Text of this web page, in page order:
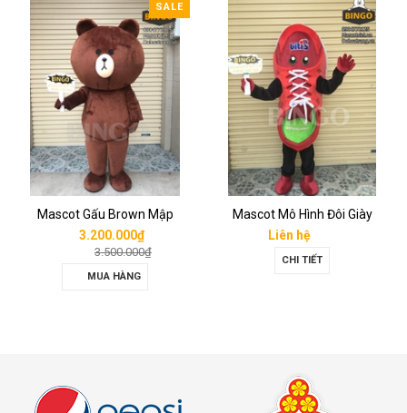
SALE
Mascot Gấu Brown Mập
3.200.000₫
3.500.000₫
MUA HÀNG
Mascot Mô Hình Đôi Giày
Liên hệ
CHI TIẾT